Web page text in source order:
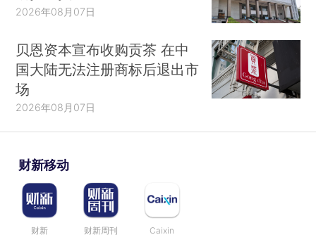
2026年08月07日
贝恩资本宣布收购贡茶 在中
国大陆无法注册商标后退出市
场
2026年08月07日
财新移动
财新 财新周刊 Caixin